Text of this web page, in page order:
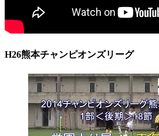
H26熊本チャンピオンズリーグ